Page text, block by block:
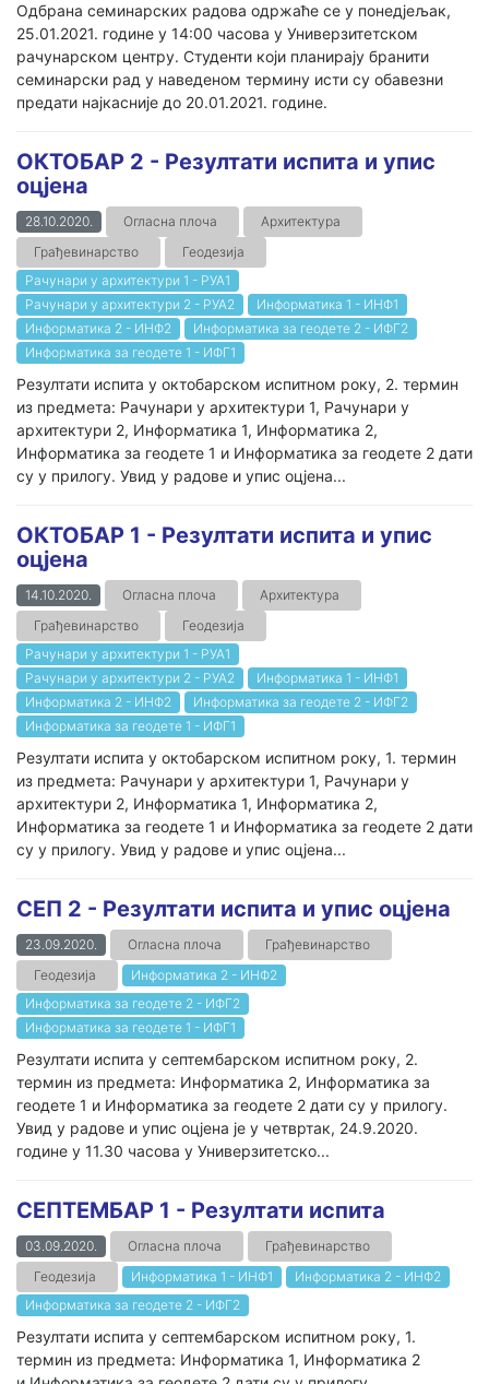
Одбрана семинарских радова одржаће се у понедјељак,
25.01.2021. године у 14:00 часова у Универзитетском
рачунарском центру. Студенти који планирају бранити
семинарски рад у наведеном термину исти су обавезни
предати најкасније до 20.01.2021. године.
ОКТОБАР 2 - Резултати испита и упис
оцјена
28.10.2020. Огласна плоча
Архитектура
Грађевинарство
Геодезија
Рачунари у архитектури 1 - РУА1
Рачунари у архитектури 2 - РУА2
Информатика 1 - ИНФ1
Информатика 2 - ИНФ2
Информатика за геодете 2 - ИФГ2
Информатика за геодете 1 - ИФГ1
Резултати испита у октобарском испитном року, 2. термин
из предмета: Рачунари у архитектури 1, Рачунари у
архитектури 2, Информатика 1, Информатика 2,
Информатика за геодете 1 и Информатика за геодете 2 дати
су у прилогу. Увид у радове и упис оцјена...
ОКТОБАР 1 - Резултати испита и упис
оцјена
14.10.2020. Огласна плоча
Архитектура
Грађевинарство
Геодезија
Рачунари у архитектури 1 - РУА1
Рачунари у архитектури 2 - РУА2
Информатика 1 - ИНФ1
Информатика 2 - ИНФ2
Информатика за геодете 2 - ИФГ2
Информатика за геодете 1 - ИФГ1
Резултати испита у октобарском испитном року, 1. термин
из предмета: Рачунари у архитектури 1, Рачунари у
архитектури 2, Информатика 1, Информатика 2,
Информатика за геодете 1 и Информатика за геодете 2 дати
су у прилогу. Увид у радове и упис оцјена...
СЕП 2 - Резултати испита и упис оцјена
23.09.2020. Огласна плоча
Грађевинарство
Геодезија
Информатика 2 - ИНФ2
Информатика за геодете 2 - ИФГ2
Информатика за геодете 1 - ИФГ1
Резултати испита у септембарском испитном року, 2.
термин из предмета: Информатика 2, Информатика за
геодете 1 и Информатика за геодете 2 дати су у прилогу.
Увид у радове и упис оцјена је у четвртак, 24.9.2020.
године у 11.30 часова у Универзитетско...
СЕПТЕМБАР 1 - Резултати испита
03.09.2020. Огласна плоча
Грађевинарство
Геодезија
Информатика 1 - ИНФ1
Информатика 2 - ИНФ2
Информатика за геодете 2 - ИФГ2
Резултати испита у септембарском испитном року, 1.
термин из предмета: Информатика 1, Информатика 2